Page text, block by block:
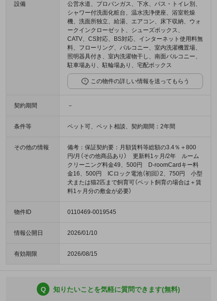
設備
公営水道、プロパンガス、下水、バス・トイレ別、
シャワー付洗面化粧台、温水洗浄便座、浴室乾燥
機、洗面所独立、給湯、エアコン、床下収納、ウォ
ークインクローゼット、シューズボックス、
CATV、CS対応、BS対応、インターネット使用料無
料、フローリング、バルコニー、室内洗濯機置場、
照明器具付き、室内洗濯物干し、南面バルコニー、
駐車場あり、駐輪場あり、宅配ボックス
この物件の詳しい情報を送ってもらう
契約期間 －
条件等 ペット可、ペット相談、契約期間：2年間
その他の情報
備考：保証契約要：月額賃料等総額の3.4％＋800
円/月（その他商品あり） 更新料1ヶ月/2年 ルーム
クリーニング料金49、500円 D-roomCardキー料
金16、500円 ICロック電池（初回）2、750円 小型
犬または猫2匹まで飼育可（ペット飼育の場合は＋賃
料1ヶ月分の敷金が必要）
物件ID 0110469-0019545
情報公開日 2026/01/10
有効期限 2026/08/15
Q 知りたいことを気軽に質問できます(無料)